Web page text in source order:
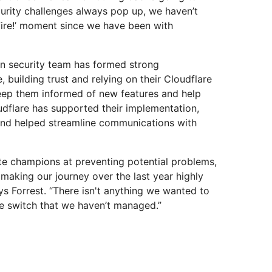
challenges always pop up, we haven’t
moment since we have been with
security team has formed strong
building trust and relying on their Cloudflare
them informed of new features and help
has supported their implementation,
helped streamline communications with
champions at preventing potential problems,
our journey over the last year highly
Forrest. “There isn't anything we wanted to
that we haven’t managed.”